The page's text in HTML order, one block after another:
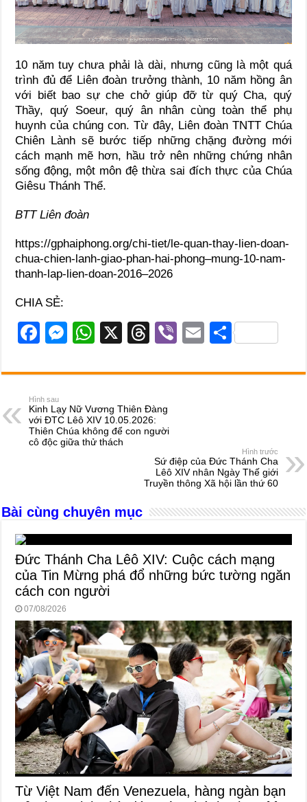
10 năm tuy chưa phải là dài, nhưng cũng là một quá
trình đủ để Liên đoàn trưởng thành, 10 năm hồng ân
với biết bao sự che chở giúp đỡ từ quý Cha, quý
Thầy, quý Soeur, quý ân nhân cùng toàn thể phụ
huynh của chúng con. Từ đây, Liên đoàn TNTT Chúa
Chiên Lành sẽ bước tiếp những chặng đường mới
cách mạnh mẽ hơn, hầu trở nên những chứng nhân
sống động, một môn đệ thừa sai đích thực của Chúa
Giêsu Thánh Thể.
BTT Liên đoàn
https://gphaiphong.org/chi-tiet/le-quan-thay-lien-doan-
chua-chien-lanh-giao-phan-hai-phong–mung-10-nam-
thanh-lap-lien-doan-2016–2026
CHIA SẺ:
F
c
e
b
o
M
ss
e
n
g
W
at
A
p
X
T
e
a
d
s
Vi
er
E
ail
S
ar
Hình sau
Kinh Lạy Nữ Vương Thiên Đàng
với ĐTC Lêô XIV 10.05.2026:
Thiên Chúa không để con người
cô độc giữa thử thách
Hình trước
Sứ điệp của Đức Thánh Cha
Lêô XIV nhân Ngày Thế giới
Truyền thông Xã hội lần thứ 60
Bài cùng chuyên mục
Đức Thánh Cha Lêô XIV: Cuộc cách mạng
của Tin Mừng phá đổ những bức tường ngăn
cách con người
07/08/2026
Từ Việt Nam đến Venezuela, hàng ngàn bạn